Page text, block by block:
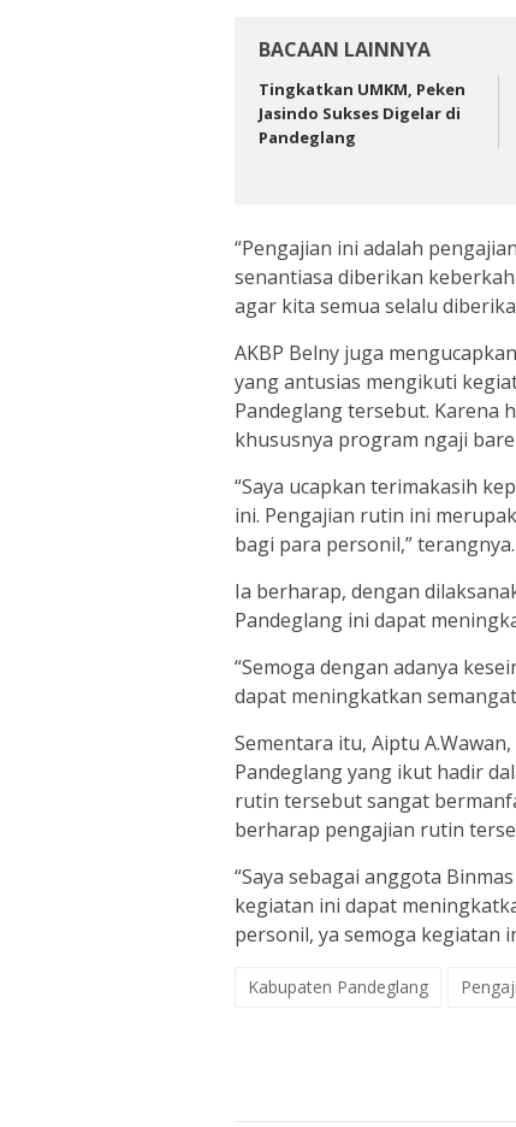
BACAAN LAINNYA
Tingkatkan UMKM, Peken
Jasindo Sukses Digelar di
Pandeglang
“Pengajian ini adalah
senantiasa diberikan
agar kita semua selalu
AKBP Belny juga
yang antusias mengikuti
Pandeglang tersebut. Karena
khususnya program ngaji
“Saya ucapkan terimakasih
ini. Pengajian rutin ini
bagi para personil,” terangnya.
Ia berharap, dengan
Pandeglang ini dapat
“Semoga dengan adanya
dapat meningkatkan
Sementara itu, Aiptu
Pandeglang yang ikut hadir
rutin tersebut sangat
berharap pengajian rutin
“Saya sebagai anggota
kegiatan ini dapat
personil, ya semoga kegiatan
Kabupaten Pandeglang